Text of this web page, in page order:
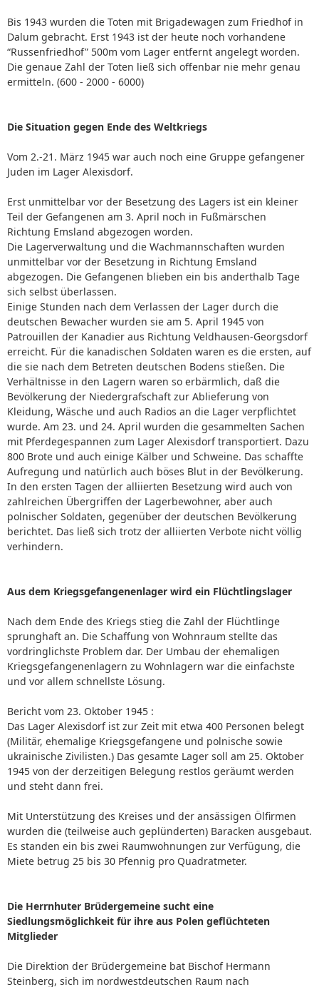
Bis 1943 wurden die Toten mit Brigadewagen zum Friedhof in
Dalum gebracht. Erst 1943 ist der heute noch vorhandene
“Russenfriedhof” 500m vom Lager entfernt angelegt worden.
Die genaue Zahl der Toten ließ sich offenbar nie mehr genau
ermitteln. (600 - 2000 - 6000)
Die Situation gegen Ende des Weltkriegs
Vom 2.-21. März 1945 war auch noch eine Gruppe gefangener
Juden im Lager Alexisdorf.
Erst unmittelbar vor der Besetzung des Lagers ist ein kleiner
Teil der Gefangenen am 3. April noch in Fußmärschen
Richtung Emsland abgezogen worden.
Die Lagerverwaltung und die Wachmannschaften wurden
unmittelbar vor der Besetzung in Richtung Emsland
abgezogen. Die Gefangenen blieben ein bis anderthalb Tage
sich selbst überlassen.
Einige Stunden nach dem Verlassen der Lager durch die
deutschen Bewacher wurden sie am 5. April 1945 von
Patrouillen der Kanadier aus Richtung Veldhausen-Georgsdorf
erreicht. Für die kanadischen Soldaten waren es die ersten, auf
die sie nach dem Betreten deutschen Bodens stießen. Die
Verhältnisse in den Lagern waren so erbärmlich, daß die
Bevölkerung der Niedergrafschaft zur Ablieferung von
Kleidung, Wäsche und auch Radios an die Lager verpflichtet
wurde. Am 23. und 24. April wurden die gesammelten Sachen
mit Pferdegespannen zum Lager Alexisdorf transportiert. Dazu
800 Brote und auch einige Kälber und Schweine. Das schaffte
Aufregung und natürlich auch böses Blut in der Bevölkerung.
In den ersten Tagen der alliierten Besetzung wird auch von
zahlreichen Übergriffen der Lagerbewohner, aber auch
polnischer Soldaten, gegenüber der deutschen Bevölkerung
berichtet. Das ließ sich trotz der alliierten Verbote nicht völlig
verhindern.
Aus dem Kriegsgefangenenlager wird ein Flüchtlingslager
Nach dem Ende des Kriegs stieg die Zahl der Flüchtlinge
sprunghaft an. Die Schaffung von Wohnraum stellte das
vordringlichste Problem dar. Der Umbau der ehemaligen
Kriegsgefangenenlagern zu Wohnlagern war die einfachste
und vor allem schnellste Lösung.
Bericht vom 23. Oktober 1945 :
Das Lager Alexisdorf ist zur Zeit mit etwa 400 Personen belegt
(Militär, ehemalige Kriegsgefangene und polnische sowie
ukrainische Zivilisten.) Das gesamte Lager soll am 25. Oktober
1945 von der derzeitigen Belegung restlos geräumt werden
und steht dann frei.
Mit Unterstützung des Kreises und der ansässigen Ölfirmen
wurden die (teilweise auch geplünderten) Baracken ausgebaut.
Es standen ein bis zwei Raumwohnungen zur Verfügung, die
Miete betrug 25 bis 30 Pfennig pro Quadratmeter.
Die Herrnhuter Brüdergemeine sucht eine
Siedlungsmöglichkeit für ihre aus Polen geflüchteten
Mitglieder
Die Direktion der Brüdergemeine bat Bischof Hermann
Steinberg, sich im nordwestdeutschen Raum nach